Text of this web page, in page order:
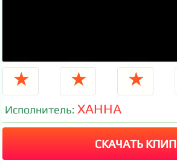
★ ★ ★
Исполнитель:ХАННА
СКАЧАТЬ КЛИП